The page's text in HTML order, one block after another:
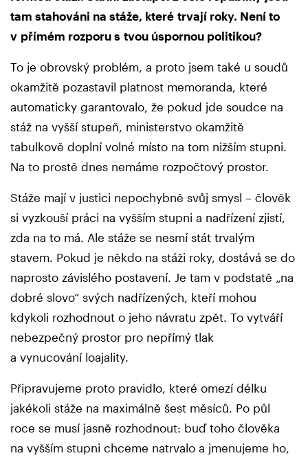
tam stahováni na stáže, které trvají roky. Není to
v přímém rozporu s tvou úspornou politikou?
To je obrovský problém, a proto jsem také u soudů
okamžitě pozastavil platnost memoranda, které
automaticky garantovalo, že pokud jde soudce na
stáž na vyšší stupeň, ministerstvo okamžitě
tabulkově doplní volné místo na tom nižším stupni.
Na to prostě dnes nemáme rozpočtový prostor.
Stáže mají v justici nepochybně svůj smysl – člověk
si vyzkouší práci na vyšším stupni a nadřízení zjistí,
zda na to má. Ale stáže se nesmí stát trvalým
stavem. Pokud je někdo na stáži roky, dostává se do
naprosto závislého postavení. Je tam v podstatě „na
dobré slovo“ svých nadřízených, kteří mohou
kdykoli rozhodnout o jeho návratu zpět. To vytváří
nebezpečný prostor pro nepřímý tlak
a vynucování loajality.
Připravujeme proto pravidlo, které omezí délku
jakékoli stáže na maximálně šest měsíců. Po půl
roce se musí jasně rozhodnout: buď toho člověka
na vyšším stupni chceme natrvalo a jmenujeme ho,